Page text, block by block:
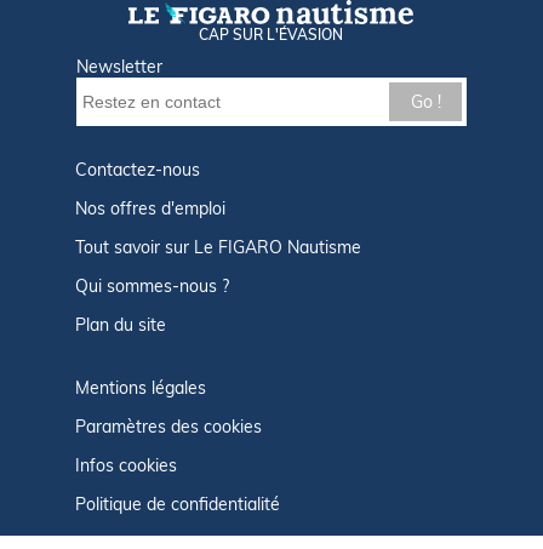
CAP SUR L'ÉVASION
Newsletter
Go !
Contactez-nous
Nos offres d'emploi
Tout savoir sur Le FIGARO Nautisme
Qui sommes-nous ?
Plan du site
Mentions légales
Paramètres des cookies
Infos cookies
Politique de confidentialité
CGU